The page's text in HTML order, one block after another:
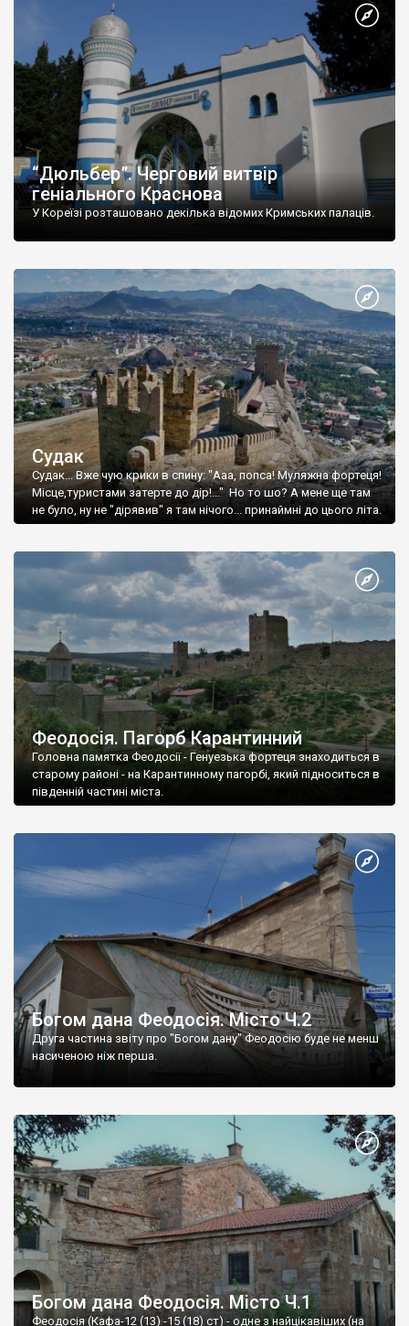
“Дюльбер”. Черговий витвір
геніального Краснова
У Кореїзі розташовано декілька відомих Кримських палаців.
Судак
Судак... Вже чую крики в спину: "Ааа, попса! Муляжна фортеця!
Місце,туристами затерте до дір!..." Но то шо? А мене ще там
не було, ну не "дірявив" я там нічого... принаймні до цього літа.
Феодосія. Пагорб Карантинний
Головна памятка Феодосії - Генуезька фортеця знаходиться в
старому районі - на Карантинному пагорбі, який підноситься в
південній частині міста.
Богом дана Феодосія. Місто Ч.2
Друга частина звіту про "Богом дану" Феодосію буде не менш
насиченою ніж перша.
Богом дана Феодосія. Місто Ч.1
Феодосія (Кафа-12 (13) -15 (18) ст) - одне з найцікавіших (на